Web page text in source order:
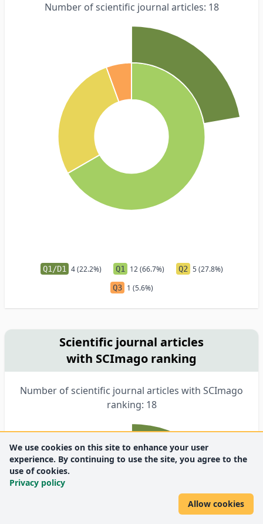
Number of scientific journal articles: 18
Q1/D1 4 (22.2%) Q1 12 (66.7%) Q2 5 (27.8%)
Q3 1 (5.6%)
Scientific journal articles
with SCImago ranking
Number of scientific journal articles with SCImago
ranking: 18
We use cookies on this site to enhance your user
experience. By continuing to use the site, you agree to the
use of cookies.
Privacy policy
Allow cookies